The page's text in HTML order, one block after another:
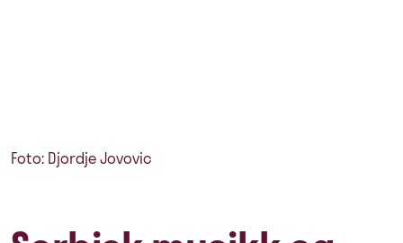
Foto: Djordje Jovovic